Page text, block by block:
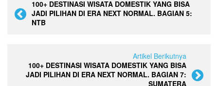
100+ DESTINASI WISATA DOMESTIK YANG BISA
JADI PILIHAN DI ERA NEXT NORMAL. BAGIAN 5:
NTB
Artikel Berikutnya
100+ DESTINASI WISATA DOMESTIK YANG BISA
JADI PILIHAN DI ERA NEXT NORMAL. BAGIAN 7:
SUMATERA